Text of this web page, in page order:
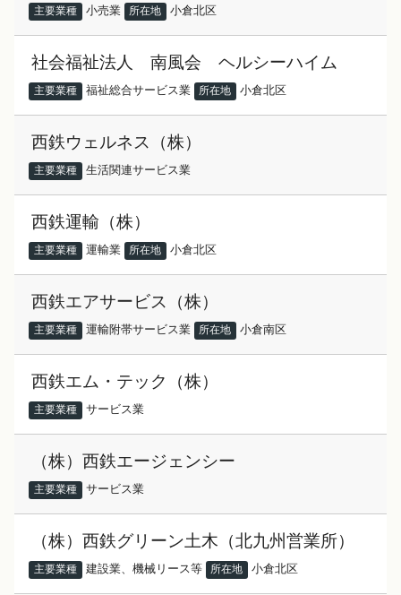
主要業種 小売業 所在地 小倉北区
社会福祉法人 南風会 ヘルシーハイム
主要業種 福祉総合サービス業 所在地 小倉北区
西鉄ウェルネス（株）
主要業種 生活関連サービス業
西鉄運輸（株）
主要業種 運輸業 所在地 小倉北区
西鉄エアサービス（株）
主要業種 運輸附帯サービス業 所在地 小倉南区
西鉄エム・テック（株）
主要業種 サービス業
（株）西鉄エージェンシー
主要業種 サービス業
（株）西鉄グリーン土木（北九州営業所）
主要業種 建設業、機械リース等 所在地 小倉北区